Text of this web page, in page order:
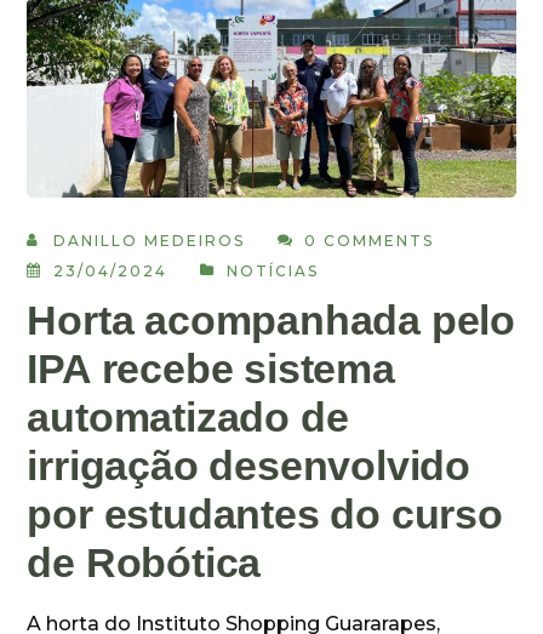
DANILLO MEDEIROS
0 COMMENTS
23/04/2024
NOTÍCIAS
Horta acompanhada pelo
IPA recebe sistema
automatizado de
irrigação desenvolvido
por estudantes do curso
de Robótica
A horta do Instituto Shopping Guararapes,